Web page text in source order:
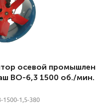
осевой
ВО-6,3 1500 об./мин.
1,5-380